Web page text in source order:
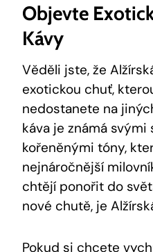
Objevte
Kávy
Věděli jste, že
exotickou chuť,
nedostanete na
káva je známá
kořeněnými tóny,
nejnáročnější
chtějí ponořit do
nové chutě, je
Pokud si chcete